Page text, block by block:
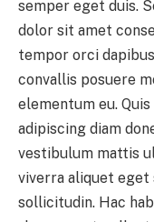
semper eget duis.
dolor sit amet
tempor orci
convallis posuere
elementum eu.
adipiscing diam
vestibulum mattis
viverra aliquet eget
sollicitudin. Hac